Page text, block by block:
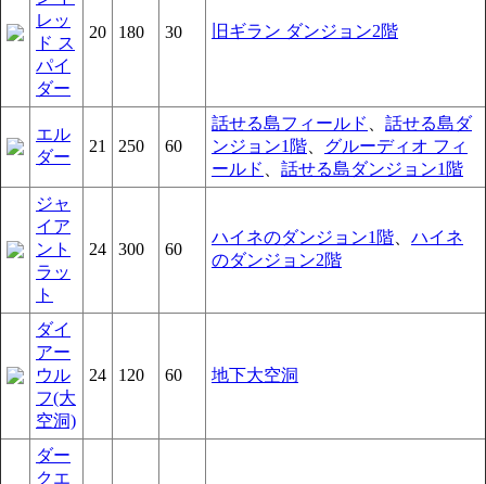
レッ
ド ス
パイ
ダー
20 180 30 旧ギラン ダンジョン2階
エル
ダー
21 250 60
話せる島フィールド
話せる島ダ
ンジョン1階
グルーディオ フィ
ールド
話せる島ダンジョン1階
ジャ
イア
ント
ラッ
ト
24 300 60
ハイネのダンジョン1階
ハイネ
のダンジョン2階
ダイ
アー
ウル
フ(大
空洞)
24 120 60 地下大空洞
ダー
クエ